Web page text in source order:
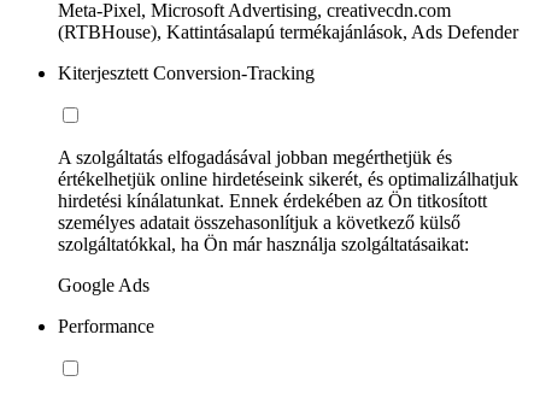
Meta-Pixel, Microsoft Advertising, creativecdn.com
(RTBHouse), Kattintásalapú termékajánlások, Ads Defender
Kiterjesztett Conversion-Tracking
A szolgáltatás elfogadásával jobban megérthetjük és
értékelhetjük online hirdetéseink sikerét, és optimalizálhatjuk
hirdetési kínálatunkat. Ennek érdekében az Ön titkosított
személyes adatait összehasonlítjuk a következő külső
szolgáltatókkal, ha Ön már használja szolgáltatásaikat:
Google Ads
Performance